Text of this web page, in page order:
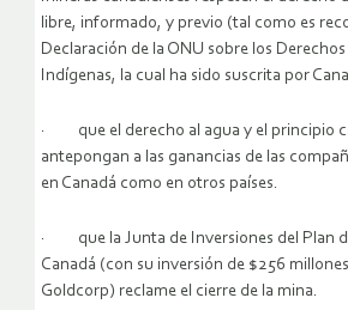
libre, informado, y previo (tal como es
Declaración de la ONU sobre los
Indígenas, la cual ha sido suscrita por
· que el derecho al agua y el principio
antepongan a las ganancias de las
en Canadá como en otros países.
· que la Junta de Inversiones del Plan
Canadá (con su inversión de $256
Goldcorp) reclame el cierre de la mina.